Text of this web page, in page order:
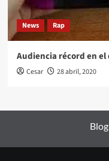
News Rap
Audiencia récord en
Cesar 28 abril, 2020
Blog